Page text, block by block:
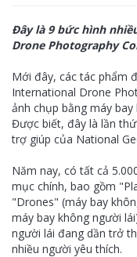
Đây là 9 bức hình
Drone Photography
Mới đây, các tác phẩm
International Drone
ảnh chụp bằng máy
Được biết, đây là lần
trợ giúp của National
Năm nay, có tất cả
mục chính, bao gồm
"Drones" (máy bay
máy bay không người
người lái đang dần trở
nhiều người yêu thích.